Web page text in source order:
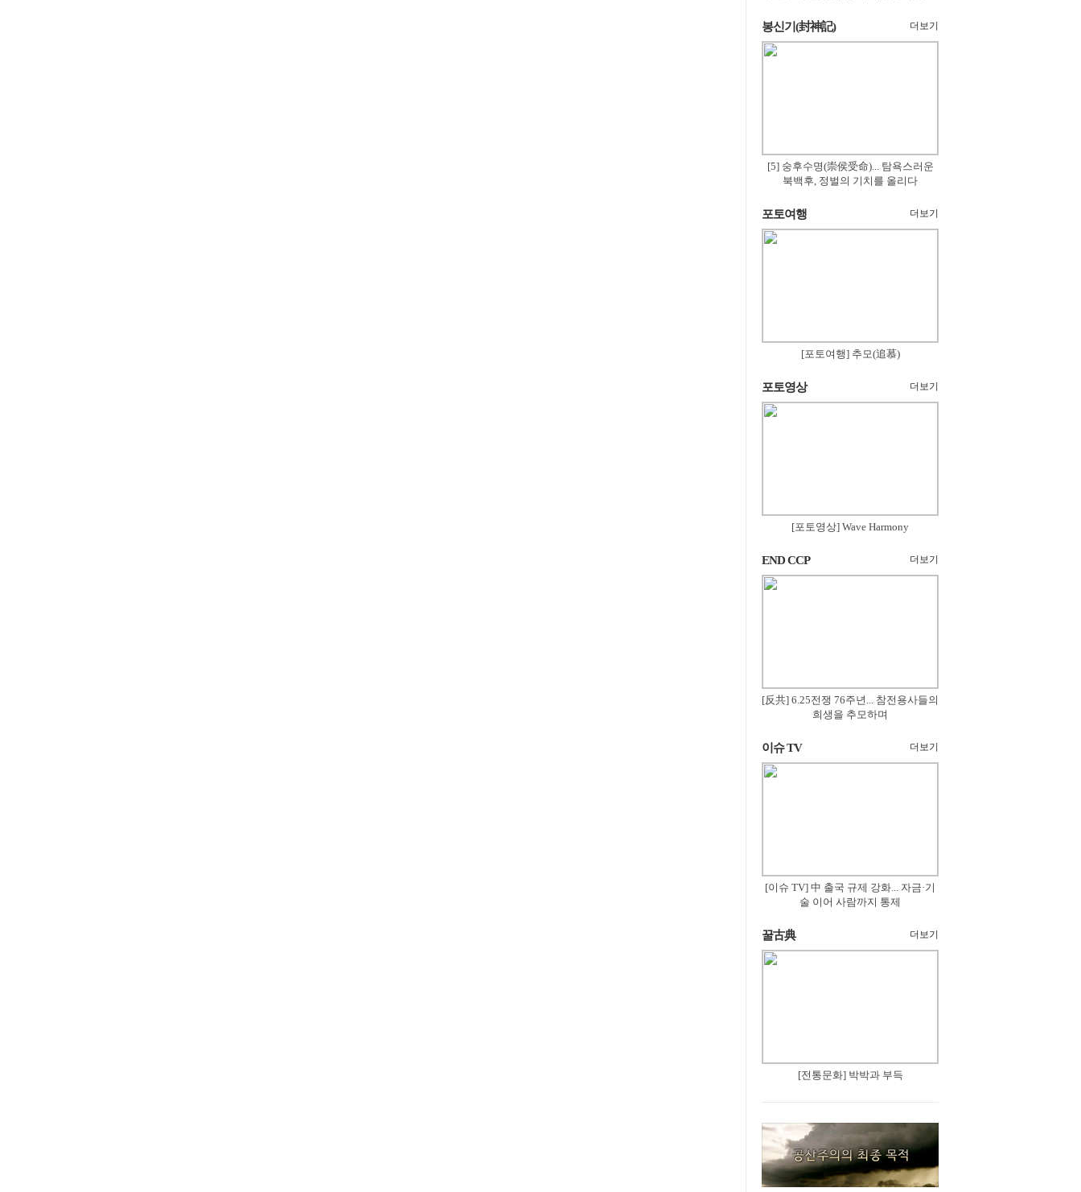
봉신기(封神記) 더보기
[5] 숭후수명(崇侯受命)... 탐욕스러운
북백후, 정벌의 기치를 올리다
포토여행 더보기
[포토여행] 추모(追慕)
포토영상 더보기
[포토영상] Wave Harmony
END CCP 더보기
[反共] 6.25전쟁 76주년... 참전용사들의
희생을 추모하며
이슈 TV 더보기
[이슈 TV] 中 출국 규제 강화... 자금·기
술 이어 사람까지 통제
꿀古典 더보기
[전통문화] 박박과 부득